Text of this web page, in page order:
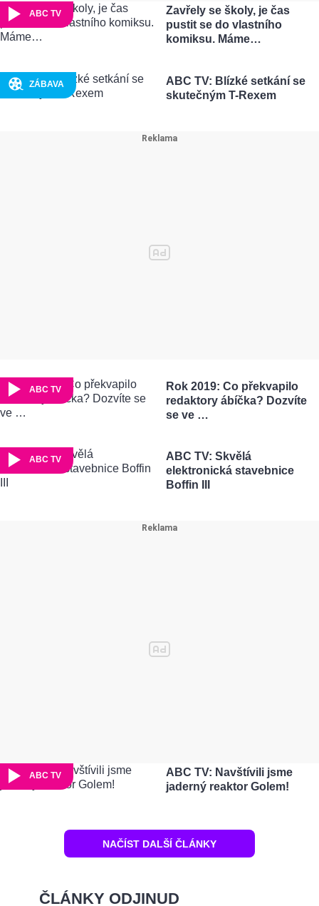
ABC TV
Zavřely se školy, je čas
pustit se do vlastního
komiksu. Máme…
ZÁBAVA
ABC TV: Blízké setkání se
skutečným T-Rexem
ABC TV
Rok 2019: Co překvapilo
redaktory ábíčka? Dozvíte
se ve …
ABC TV
ABC TV: Skvělá
elektronická stavebnice
Boffin III
ABC TV
ABC TV: Navštívili jsme
jaderný reaktor Golem!
NAČÍST DALŠÍ ČLÁNKY
ČLÁNKY ODJINUD